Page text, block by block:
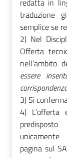
redatta in
traduzione
semplice se
2) Nel
Offerta
nell’ambito
essere
3) Si
4)
unicamente
pagina sul